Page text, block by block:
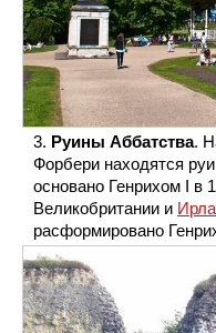
Руины Аббатства.
Форбери находятся
основано Генрихом I в
Великобритании и
расформировано